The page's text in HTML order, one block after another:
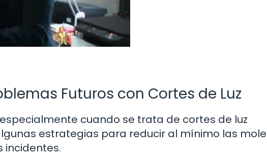
Futuros con Cortes de Luz
cuando se trata de cortes de luz
estrategias para reducir al mínimo las
incidentes.